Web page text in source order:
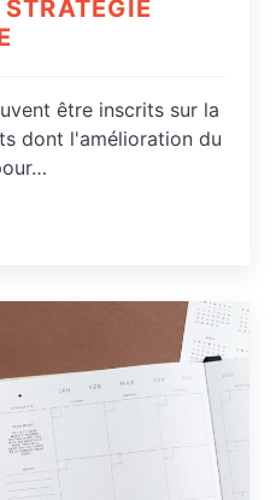
être inscrits sur la
dont l'amélioration du